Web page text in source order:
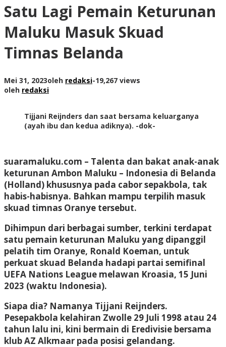
Satu Lagi Pemain Keturunan
Maluku Masuk Skuad
Timnas Belanda
Mei 31, 2023oleh redaksi-19,267 views
oleh redaksi
Tijjani Reijnders dan saat bersama keluarganya
(ayah ibu dan kedua adiknya). -dok-
suaramaluku.com – Talenta dan bakat anak-anak
keturunan Ambon Maluku – Indonesia di Belanda
(Holland) khususnya pada cabor sepakbola, tak
habis-habisnya. Bahkan mampu terpilih masuk
skuad timnas Oranye tersebut.
Dihimpun dari berbagai sumber, terkini terdapat
satu pemain keturunan Maluku yang dipanggil
pelatih tim Oranye, Ronald Koeman, untuk
perkuat skuad Belanda hadapi partai semifinal
UEFA Nations League melawan Kroasia, 15 Juni
2023 (waktu Indonesia).
Siapa dia? Namanya Tijjani Reijnders.
Pesepakbola kelahiran Zwolle 29 Juli 1998 atau 24
tahun lalu ini, kini bermain di Eredivisie bersama
klub AZ Alkmaar pada posisi gelandang.